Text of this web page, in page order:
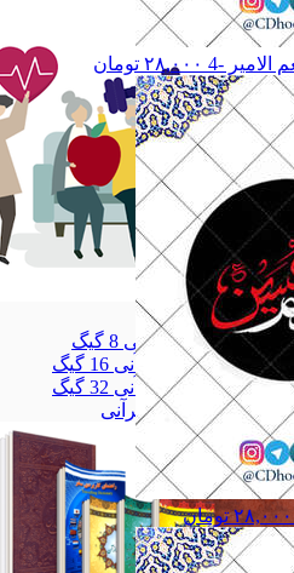
8 گیگ
قلم قرآنی 8 گیگ
گیگ
قلم قرآنی 16 گیگ
گیگ
قلم قرآنی 32 گیگ
بندی های قلم قرآنی
-4 ۲۸,۰۰۰ تومان
۲۸,۰۰۰تومان